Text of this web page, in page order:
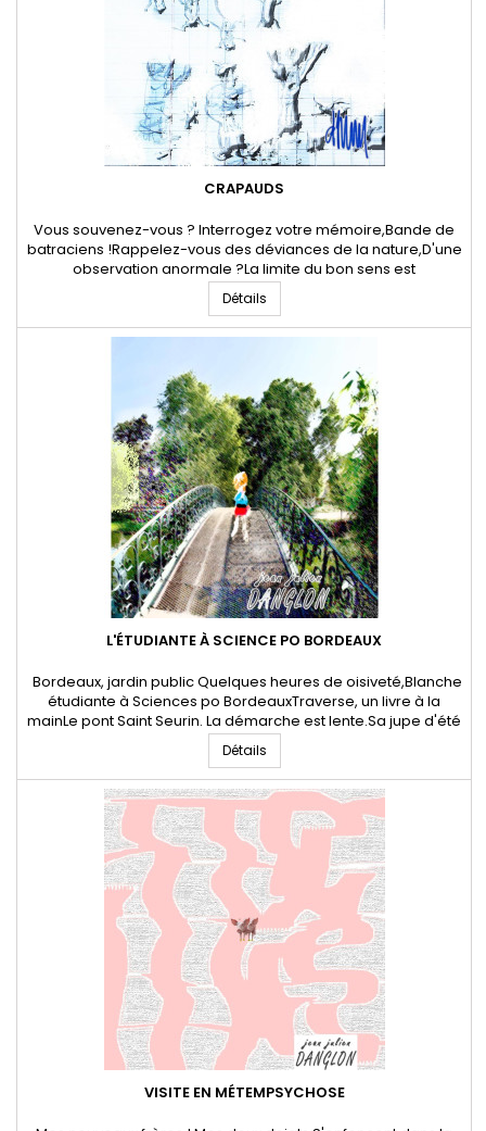
CRAPAUDS
Vous souvenez-vous ? Interrogez votre mémoire,Bande de
batraciens !Rappelez-vous des déviances de la nature,D'une
observation anormale ?La limite du bon sens est
dépasséeLes crapauds arrivent.C'est sûrement très
grave,Malheur à vous ! Des élucubrations d'habitants
vauciférés sur le marchéDe Condé-sur-Beuvron,Affirmaient
Détails
L'ÉTUDIANTE À SCIENCE PO BORDEAUX
Bordeaux, jardin public Quelques heures de oisiveté,Blanche
étudiante à Sciences po BordeauxTraverse, un livre à la
mainLe pont Saint Seurin. La démarche est lente.Sa jupe d'été
comme un génie créatif,Dévoile à chaque pas quelque
blanches et discrètes parcelles intimes,Qui égaye pour un
temps fugace le fer forgé. Blanche s'assied sur un banc du
parcEn...
Détails
VISITE EN MÉTEMPSYCHOSE